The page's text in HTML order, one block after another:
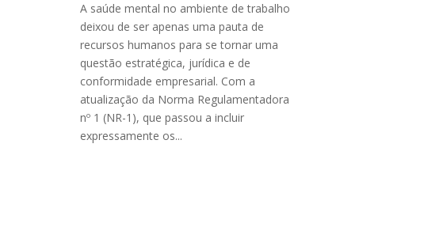
A saúde mental no ambiente de trabalho
deixou de ser apenas uma pauta de
recursos humanos para se tornar uma
questão estratégica, jurídica e de
conformidade empresarial. Com a
atualização da Norma Regulamentadora
nº 1 (NR-1), que passou a incluir
expressamente os...